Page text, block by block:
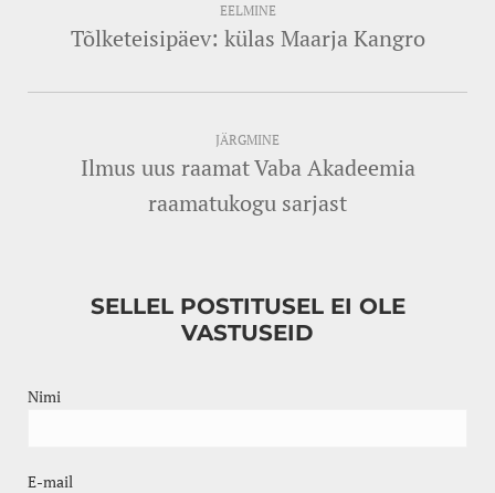
EELMINE
Tõlketeisipäev: külas Maarja Kangro
JÄRGMINE
Ilmus uus raamat Vaba Akadeemia
raamatukogu sarjast
SELLEL POSTITUSEL EI OLE
VASTUSEID
Nimi
E-mail